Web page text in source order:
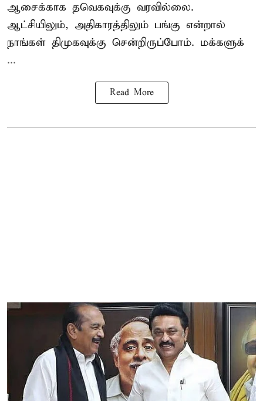
ஆசைக்காக தவெகவுக்கு வரவில்லை.
ஆட்சியிலும், அதிகாரத்திலும் பங்கு என்றால்
நாங்கள் திமுகவுக்கு சென்றிருப்போம். மக்களுக்
...
Read More